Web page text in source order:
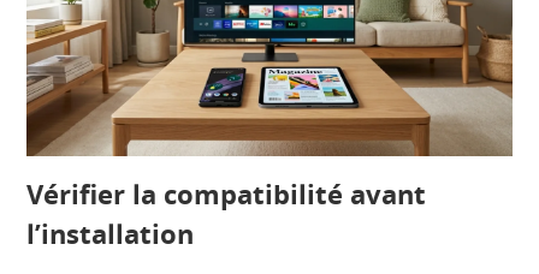
Vérifier la compatibilité avant
l’installation